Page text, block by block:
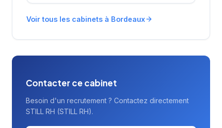
Voir tous les cabinets à Bordeaux
Contacter ce cabinet
Besoin d'un recrutement ? Contactez directement
STILL RH (STILL RH).